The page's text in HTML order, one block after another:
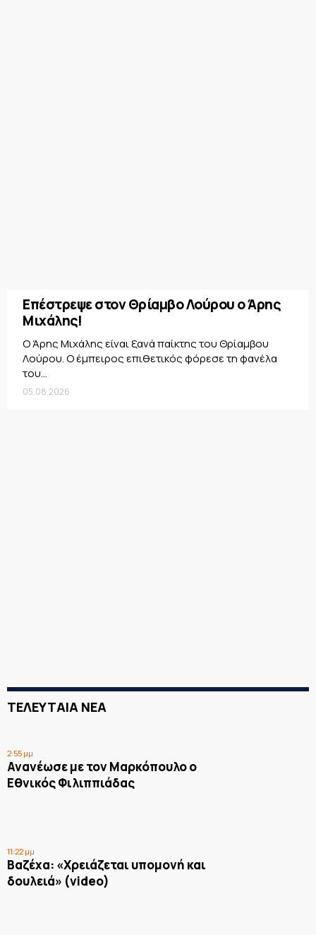
Επέστρεψε στον Θρίαμβο Λούρου ο Άρης
Μιχάλης!
Ο Άρης Μιχάλης είναι ξανά παίκτης του Θρίαμβου
Λούρου. Ο έμπειρος επιθετικός φόρεσε τη φανέλα
του...
05.08.2026
ΤΕΛΕΥΤΑΙΑ ΝΕΑ
2:55 μμ
Ανανέωσε με τον Μαρκόπουλο ο
Εθνικός Φιλιππιάδας
11:22 μμ
Βαζέχα: «Χρειάζεται υπομονή και
δουλειά» (video)